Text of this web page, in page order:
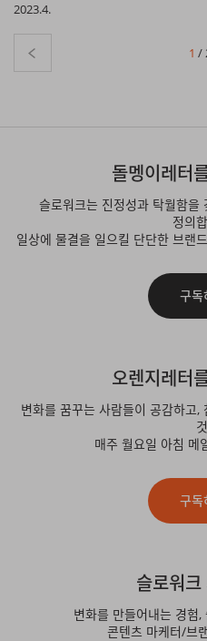
2023.4.
1 /
돌멩이레터
슬로워크는 진정성과 탁월함을
정의
일상에 물결을 일으킬 단단한 브랜
구독
오렌지레터
변화를 꿈꾸는 사람들이 공감하고
매주 월요일 아침 메
구독
슬로워크
변화를 만들어내는 경험
콘텐츠 마케터/브